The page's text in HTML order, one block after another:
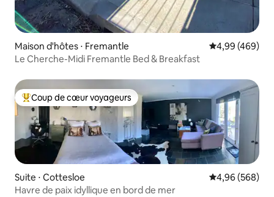
Maison d'hôtes ⋅ Fremantle Évaluation
4,99 (469)
Le Cherche-Midi Fremantle Bed & Breakfast
Coups de cœur voyageurs les plus appréciés
Coup de cœur voyageurs
Suite ⋅ Cottesloe Évaluation
4,96 (568)
Havre de paix idyllique en bord de mer